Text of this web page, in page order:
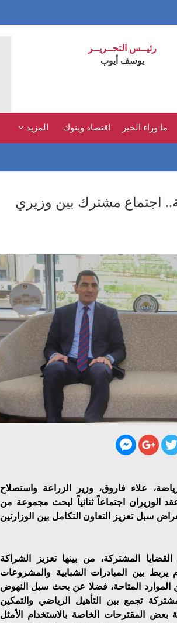
رئيــس التحــريــر
يوسف أيوب
ما وراء الخبر اقتصاد وبنوك المزيد
اجتماع مشترك بين وزيري
علاء فاروق، وزير الزراعة واستصلاح
الوزيران اجتماعاً ثنائياً لبحث مجموعة من
سبل تعزيز التعاون التكامل بين الوزارتين
المشتركة، من بينها تعزيز الشراكة
بين المبادرات الشبابية والمشروعات
الموارد المتاحة، فضلا عن بحث سبل النهوض
تجمع بين التأهيل الرياضي والتمكين
بعض المقترحات الخاصة بالاستخدام الأمثل